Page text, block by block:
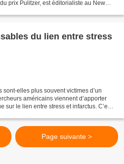
prix Pulitzer, est éditorialiste au New
du lien entre stress
elles plus souvent victimes d’un
américains viennent d’apporter
sur le lien entre stress et infarctus. C’est
Page suivante >